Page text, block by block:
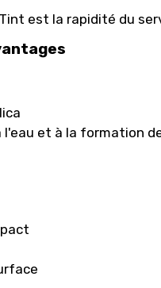
est la rapidité du
et à la formation